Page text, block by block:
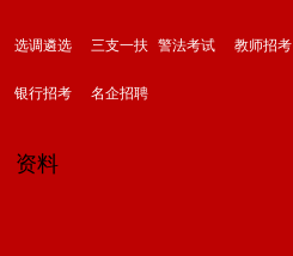
选调遴选 三支一扶 警法考试 教师招考
银行招考 名企招聘
资料